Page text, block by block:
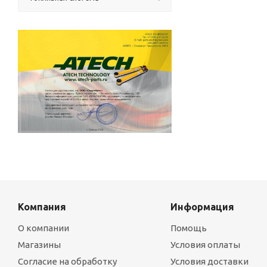
Компания
О компании
Магазины
Согласие на обработку
Информация
Помощь
Условия оплаты
Условия доставки